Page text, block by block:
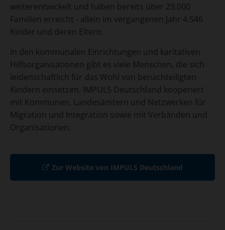
weiterentwickelt und haben bereits über 29.000
Familien erreicht - allein im vergangenen Jahr 4.546
Kinder und deren Eltern.
In den kommunalen Einrichtungen und karitativen
Hilfsorganisationen gibt es viele Menschen, die sich
leidenschaftlich für das Wohl von benachteiligten
Kindern einsetzen. IMPULS Deutschland kooperiert
mit Kommunen, Landesämtern und Netzwerken für
Migration und Integration sowie mit Verbänden und
Organisationen.
Zur Website von IMPULS Deutschland